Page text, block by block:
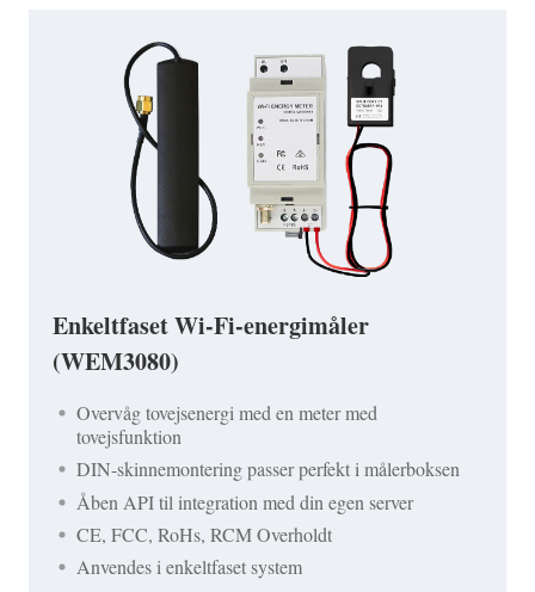
Enkeltfaset Wi-Fi-energimåler
(WEM3080)
Overvåg tovejsenergi med en meter med
tovejsfunktion
DIN-skinnemontering passer perfekt i målerboksen
Åben API til integration med din egen server
CE, FCC, RoHs, RCM Overholdt
Anvendes i enkeltfaset system